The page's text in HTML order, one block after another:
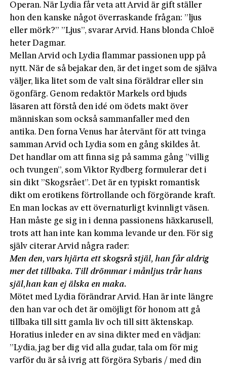
Operan. När Lydia får veta att Arvid är gift ställer
hon den kanske något överraskande frågan: ”ljus
eller mörk?” ”Ljus”, svarar Arvid. Hans blonda Chloë
heter Dagmar.
Mellan Arvid och Lydia flammar passionen upp på
nytt. När de så bejakar den, är det inget som de själva
väljer, lika litet som de valt sina föräldrar eller sin
ögonfärg. Genom redaktör Markels ord bjuds
läsaren att förstå den idé om ödets makt över
människan som också sammanfaller med den
antika. Den forna Venus har återvänt för att tvinga
samman Arvid och Lydia som en gång skildes åt.
Det handlar om att finna sig på samma gång ”villig
och tvungen”, som Viktor Rydberg formulerar det i
sin dikt ”Skogsrået”. Det är en typiskt romantisk
dikt om erotikens förtrollande och förgörande kraft.
En man lockas av ett övernaturligt kvinnligt väsen.
Han måste ge sig in i denna passionens häxkarusell,
trots att han inte kan komma levande ur den. För sig
själv citerar Arvid några rader:
Men den, vars hjärta ett skogsrå stjäl,han får aldrig
mer det tillbaka. Till drömmar i månljus trår hans
själ,han kan ej älska en maka.
Mötet med Lydia förändrar Arvid. Han är inte längre
den han var och det är omöjligt för honom att gå
tillbaka till sitt gamla liv och till sitt äktenskap.
Horatius inleder en av sina dikter med en vädjan:
”Lydia, jag ber dig vid alla gudar, tala om för mig
varför du är så ivrig att förgöra Sybaris / med din